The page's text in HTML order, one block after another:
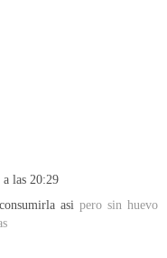
a las 20:29
asipero sin huevo